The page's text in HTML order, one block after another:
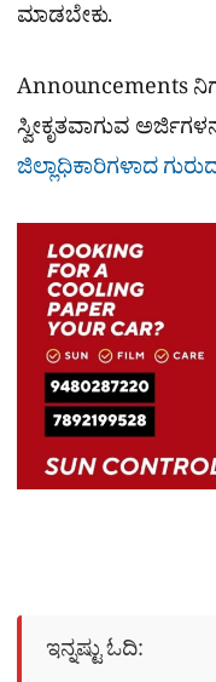
ಮಾಡಬೇಕು.
Announcements
ಸ್ವೀಕೃತವಾಗುವ
ಜಿಲ್ಲಾಧಿಕಾರಿಗಳಾದ
ಇನ್ನಷ್ಟು ಓದಿ: